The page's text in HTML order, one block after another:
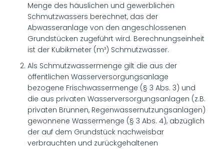
Menge des häuslichen und gewerblichen
Schmutzwassers berechnet, das der
Abwasseranlage von den angeschlossenen
Grundstücken zugeführt wird. Berechnungseinheit
ist der Kubikmeter (m³) Schmutzwasser.
Als Schmutzwassermenge gilt die aus der
öffentlichen Wasserversorgungsanlage
bezogene Frischwassermenge (§ 3 Abs. 3) und
die aus privaten Wasserversorgungsanlagen (z.B.
privaten Brunnen, Regenwassernutzungsanlagen)
gewonnene Wassermenge (§ 3 Abs. 4), abzüglich
der auf dem Grundstück nachweisbar
verbrauchten und zurückgehaltenen